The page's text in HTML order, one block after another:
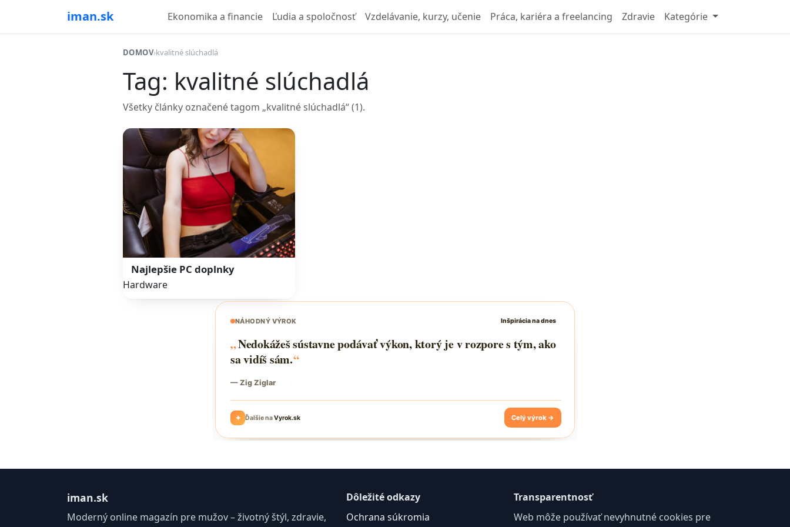
iman.sk Ekonomika a financie Ľudia a spoločnosť Vzdelávanie, kurzy, učenie Práca, kariéra a freelancing Zdravie Kategórie
DOMOV›kvalitné slúchadlá
Tag: kvalitné slúchadlá
Všetky články označené tagom „kvalitné slúchadlá“ (1).
Najlepšie PC doplnky
Hardware
iman.sk
Moderný online magazín pre mužov – životný štýl, zdravie,
Dôležité odkazy
Ochrana súkromia
Transparentnosť
Web môže používať nevyhnutné cookies pre